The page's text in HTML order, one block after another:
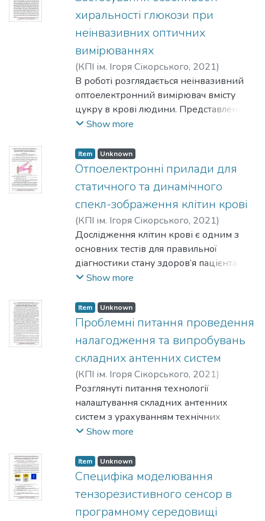
аналізатора заряджених ча-стинок
високих енергій, що проектується.
хиральності глюкози при
неінвазивних оптичних
вимірюваннях
(КПІ ім. Ігоря Сікорського, 2021)
Дідковський, Т. М.;Богомолов, М. Ф.
В роботі розглядається неінвазивний
оптоелектронний вимірювач вмісту
цукру в крові людини. Представлений
спосіб підвищення точності
доповнення структури приладу та
запропонована його загальна
Show more
Item Unknown
Отпоелектронні прилади для
статичного та динамічного
спекл-зображення клітин крові
(КПІ ім. Ігоря Сікорського, 2021)
Стативка, І. Д. ;Богомолов, М. Ф.
Дослідження клітин крові є одним з
основних тестів для правильної
діагностики стану здоров’я пацієнта та
медичних досліджень. Розробка
для аналізу стану клітин крові -
еритроцитів на основі сучасних
оптоелектронних та лазерних
технологій забезпечує високу
ефективність та точність.
Для аналізу стану еритроцитів
широкого застосування отримав метод
аналізу спек-лів[1],[2].
Show more
Item Unknown
Проблемні питання проведення
налагодження та випробувань
складних антенних систем
(КПІ ім. Ігоря Сікорського, 2021)
Волошин, О. П.;Ліпатов, В. П.;Марков, В.
І.;Остапенко, Д. А.
Розглянуті питання технології
налаштування складних антенних
систем з урахуванням технічних
особливостей виробів пов'язаних з їх
вбудованими системами контролю та
калібрування.
Show more
Item Unknown
Специфіка моделювання
тензорезистивного сенсор в
програмному середовищі